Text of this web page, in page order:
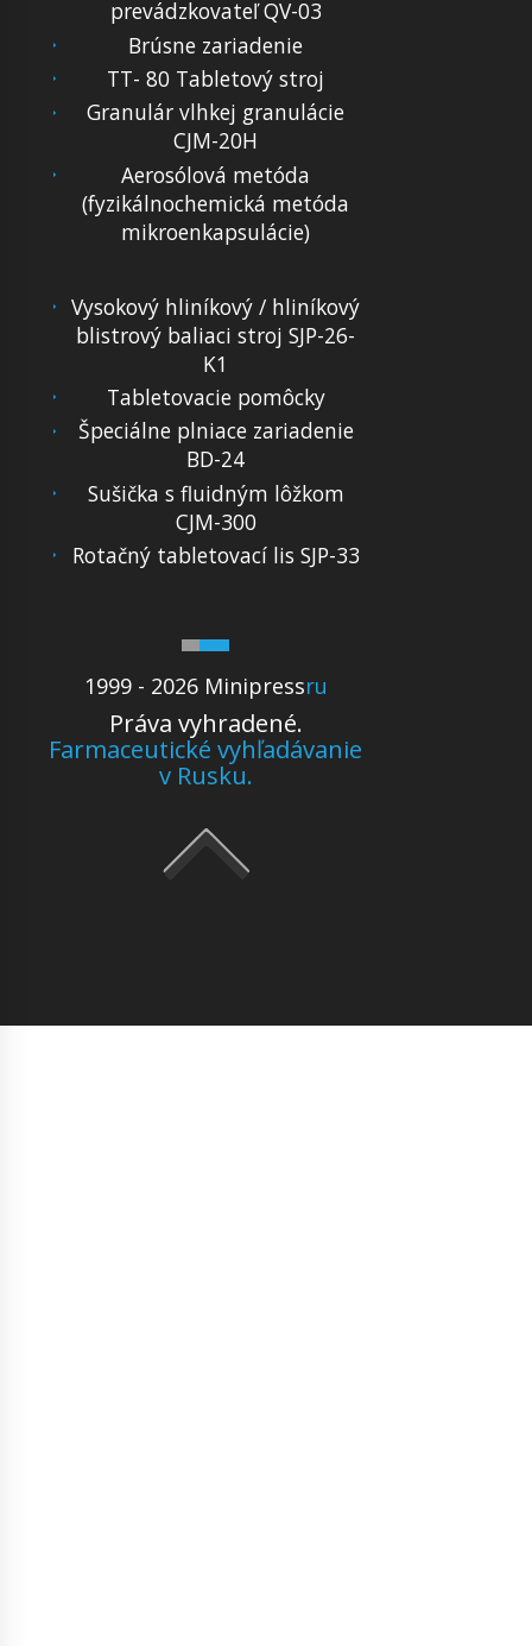
prevádzkovateľ QV-03
Brúsne zariadenie
TT- 80 Tabletový stroj
Granulár vlhkej granulácie
CJM-20H
Aerosólová metóda
(fyzikálnochemická metóda
mikroenkapsulácie)
1999 - 2026 Minipressru
Práva vyhradené.
Farmaceutické vyhľadávanie
v Rusku.
Vysokový hliníkový / hliníkový
blistrový baliaci stroj SJP-26-
K1
Tabletovacie pomôcky
Špeciálne plniace zariadenie
BD-24
Sušička s fluidným lôžkom
CJM-300
Rotačný tabletovací lis SJP-33